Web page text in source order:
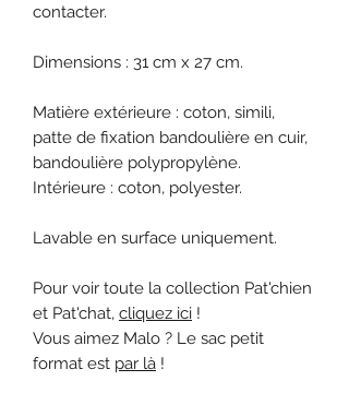
contacter.
Dimensions : 31 cm x 27 cm.
Matière extérieure : coton, simili,
patte de fixation bandoulière en cuir,
bandoulière polypropylène.
Intérieure : coton, polyester.
Lavable en surface uniquement.
Pour voir toute la collection Pat'chien
et Pat'chat, cliquez ici !
Vous aimez Malo ? Le sac petit
format est par là !